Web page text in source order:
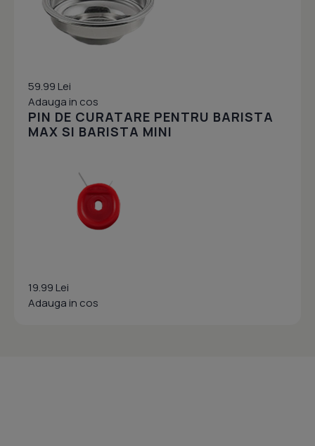
59.99 Lei
Adauga in cos
PIN DE CURATARE PENTRU BARISTA
MAX SI BARISTA MINI
19.99 Lei
Adauga in cos